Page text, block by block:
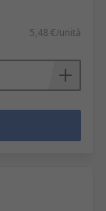
5,48 €/unità